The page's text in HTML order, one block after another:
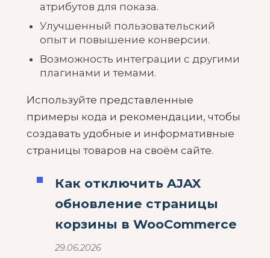
атрибутов для показа.
Улучшенный пользовательский
опыт и повышение конверсии.
Возможность интеграции с другими
плагинами и темами.
Используйте представленные
примеры кода и рекомендации, чтобы
создавать удобные и информативные
страницы товаров на своём сайте.
Как отключить AJAX
обновление страницы
корзины в WooCommerce
29.06.2026